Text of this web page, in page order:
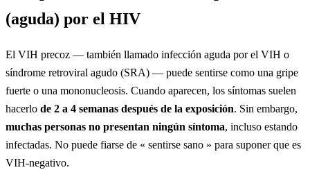
(aguda) por el HIV
El VIH precoz — también llamado infección aguda por el VIH o
síndrome retroviral agudo (SRA) — puede sentirse como una gripe
fuerte o una mononucleosis. Cuando aparecen, los síntomas suelen
hacerlo de 2 a 4 semanas después de la exposición. Sin embargo,
muchas personas no presentan ningún síntoma, incluso estando
infectadas. No puede fiarse de « sentirse sano » para suponer que es
VIH-negativo.